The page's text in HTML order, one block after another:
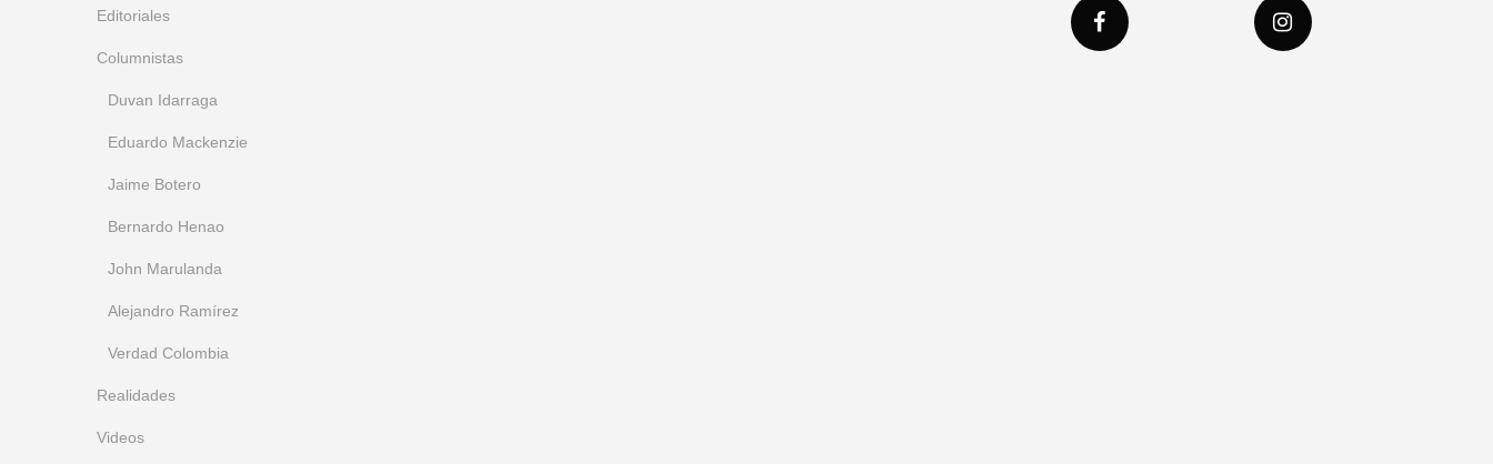
Editoriales
Columnistas
Duvan Idarraga
Eduardo Mackenzie
Jaime Botero
Bernardo Henao
John Marulanda
Alejandro Ramírez
Verdad Colombia
Realidades
Videos